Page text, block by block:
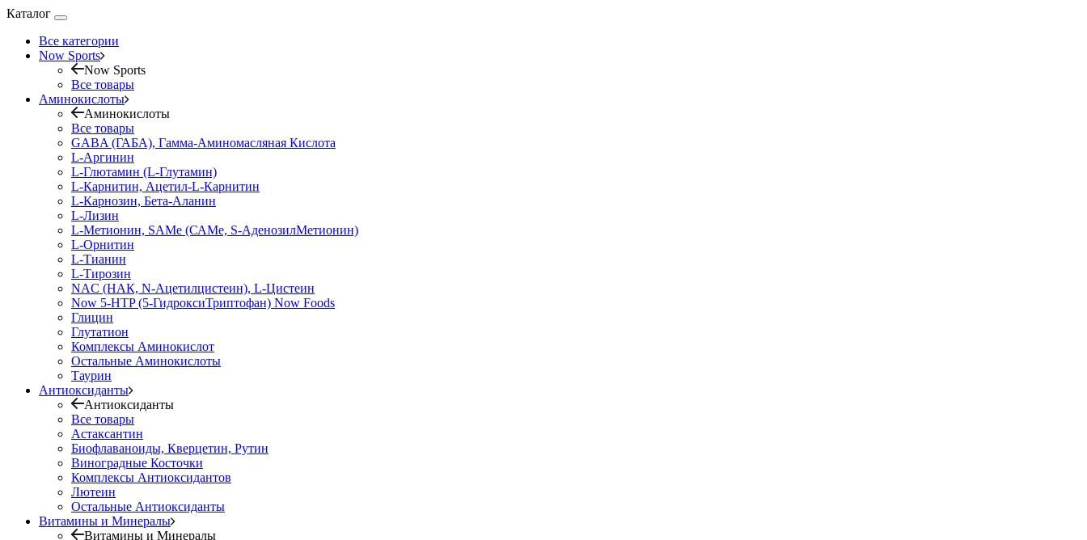
Каталог
Все категории
Now Sports
Now Sports
Все товары
Аминокислоты
Аминокислоты
Все товары
GABA (ГАБА), Гамма-Аминомасляная Кислота
L-Аргинин
L-Глютамин (L-Глутамин)
L-Карнитин, Ацетил-L-Карнитин
L-Карнозин, Бета-Аланин
L-Лизин
L-Метионин, SAMe (САМе, S-АденозилМетионин)
L-Орнитин
L-Тианин
L-Тирозин
NAC (НАК, N-Ацетилцистеин), L-Цистеин
Now 5-HTP (5-ГидроксиТриптофан) Now Foods
Глицин
Глутатион
Комплексы Аминокислот
Остальные Аминокислоты
Таурин
Антиоксиданты
Антиоксиданты
Все товары
Астаксантин
Биофлаваноиды, Кверцетин, Рутин
Виноградные Косточки
Комплексы Антиоксидантов
Лютеин
Остальные Антиоксиданты
Витамины и Минералы
Витамины и Минералы